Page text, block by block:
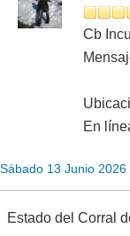
Cb
En
Sábado 13 Junio 2026
Estado del Corral